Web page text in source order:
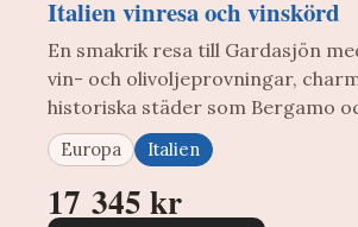
Italien vinresa och vinskörd
En smakrik resa till Gardasjön
vin- och olivoljeprovningar,
historiska städer som Bergamo
Europa Italien
17 345 kr